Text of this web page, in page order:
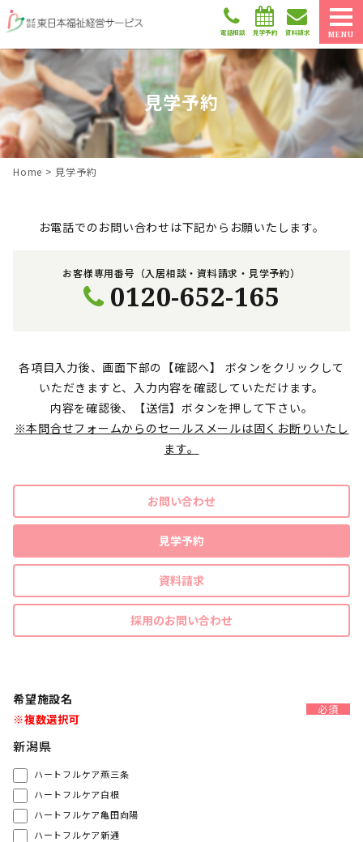
MENU
電話相談 見学予約 資料請求
見学予約
Home > 見学予約
お電話でのお問い合わせは下記からお願いたします。
お客様専用番号（入居相談・資料請求・見学予約）
0120-652-165
各項目入力後、画面下部の【確認へ】 ボタンをクリックして
いただきますと、入力内容を確認していただけます。
内容を確認後、【送信】ボタンを押して下さい。
※本問合せフォームからのセールスメールは固くお断りいたし
ます。
お問い合わせ
見学予約
資料請求
採用のお問い合わせ
希望施設名
※複数選択可
必須
新潟県
ハートフルケア燕三条
ハートフルケア白根
ハートフルケア亀田向陽
ハートフルケア新通